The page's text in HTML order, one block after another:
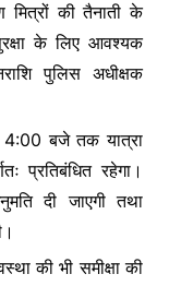
मित्रों की तैनाती के
के लिए आवश्यक
पुलिस अधीक्षक
4:00 बजे तक यात्रा
प्रतिबंधित रहेगा।
दी जाएगी तथा
की भी समीक्षा की